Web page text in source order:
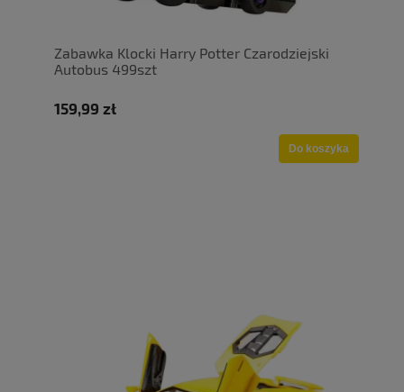
Zabawka Klocki Harry Potter Czarodziejski
Autobus 499szt
159,99 zł
Do koszyka